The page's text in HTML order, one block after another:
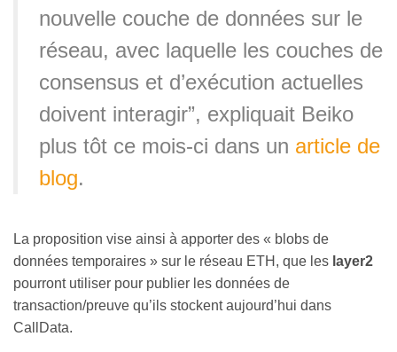
nouvelle couche de données sur le
réseau, avec laquelle les couches de
consensus et d’exécution actuelles
doivent interagir”, expliquait Beiko
plus tôt ce mois-ci dans un article de
blog.
La proposition vise ainsi à apporter des « blobs de
données temporaires » sur le réseau ETH, que les layer2
pourront utiliser pour publier les données de
transaction/preuve qu’ils stockent aujourd’hui dans
CallData.